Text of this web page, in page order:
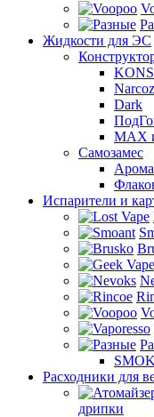
Жидкости для ЭС
Dark
MAX
Самозамес
Испарители и
SMOK
Расходники для
дрипки